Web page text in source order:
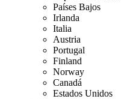
Países Bajos
Irlanda
Italia
Austria
Portugal
Finland
Norway
Canadá
Estados Unidos